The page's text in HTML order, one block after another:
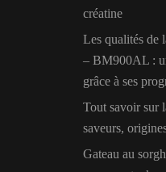
créatine
Les qualités de
– BM900AL :
grâce à ses
Tout savoir sur
saveurs,
Gateau au